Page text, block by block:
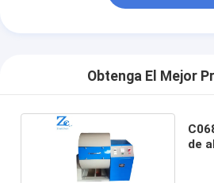
Obtenga El Mejor
de